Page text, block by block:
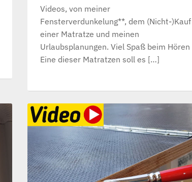
Videos, von meiner
Fensterverdunkelung**, dem (Nicht-)Kauf
einer Matratze und meinen
Urlaubsplanungen. Viel Spaß beim Hören
Eine dieser Matratzen soll es […]